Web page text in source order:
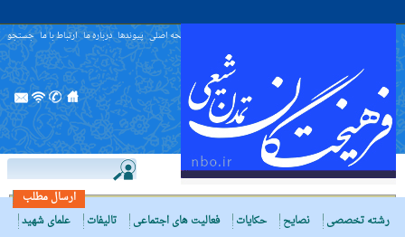
صفحه اصلی پیوندها درباره ما ارتباط با ما جستجو
ارسال مطلب
رشته تخصصی
نصایح حکایات فعالیت های اجتماعی تالیفات
علمای شهید